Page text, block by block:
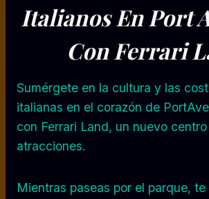
Italianos En Port
Con Ferrari
Sumérgete en la cultura y las
italianas en el corazón de
con Ferrari Land, un nuevo
atracciones.
Mientras paseas por el parque,